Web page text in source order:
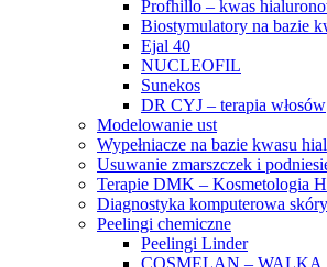
Profhillo – kwas
Biostymulatory na bazie
Ejal 40
NUCLEOFIL
Sunekos
DR CYJ – terapia włosów
Modelowanie ust
Wypełniacze na bazie kwasu
Usuwanie zmarszczek i
Terapie DMK – Kosmetologia
Diagnostyka komputerowa
Peelingi chemiczne
Peelingi Linder